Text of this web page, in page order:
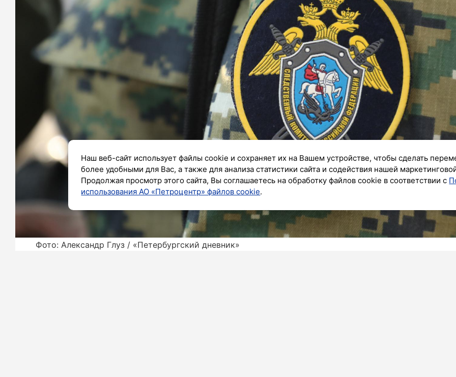
Фото: Александр Глуз / «Петербургский дневник»
Наш веб-сайт использует файлы cookie и сохраняет их на Вашем устройстве, чтобы сделать
более удобными для Вас, а также для анализа статистики сайта и содействия нашей
Продолжая просмотр этого сайта, Вы соглашаетесь на обработку файлов cookie в соответствии с
использования АО «Петроцентр» файлов cookie.